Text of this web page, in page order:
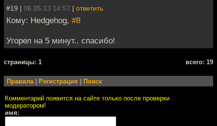
#19 | 06.05.13 14:57 | ответить
Кому: Hedgehog, #8
Угорел на 5 минут.. спасибо!
cтраницы: 1 всего: 19
Правила Регистрация Поиск
Комментарий появится на сайте только после проверки
модератором!
имя: